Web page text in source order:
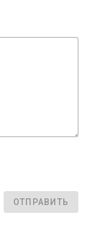
ОТПРАВИТЬ